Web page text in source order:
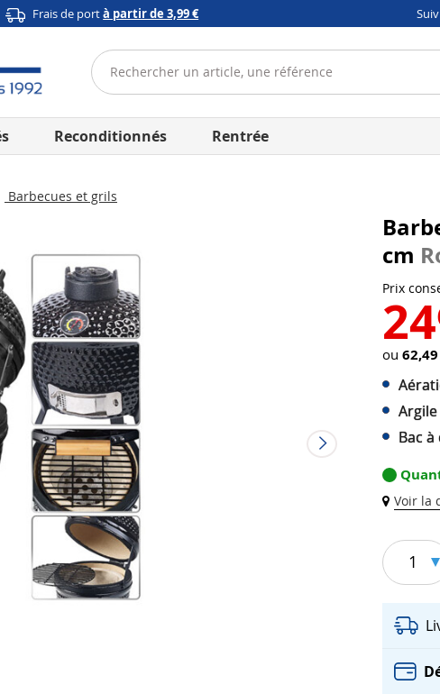
Frais de portà partir de 3,99 €
Reconditionnés Rentrée
Barbecues et grils
cm
Prix
ou
Bac
Voir la
1